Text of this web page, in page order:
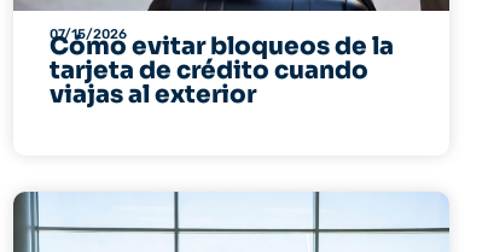
07/15/2026
Cómo evitar bloqueos de la
tarjeta de crédito cuando
viajas al exterior